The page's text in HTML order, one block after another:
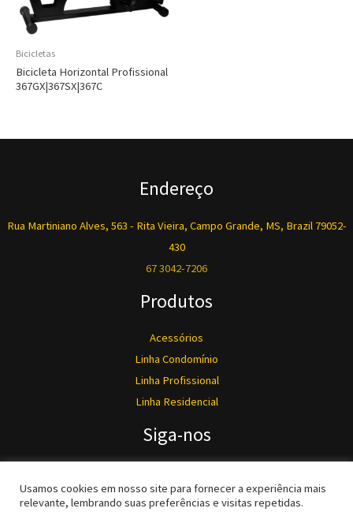
Bicicletas
Bicicleta Horizontal Profissional
367GX|367SX|367C
Endereço
Rua Martiniano Alves, 563 - Rita Vieira, Campo Grande, MS, Brazil 79052-
430
67 3042-7206
Produtos
Acessórios
Linha Condomínio
Linha Profissional
Linha Residencial
Siga-nos
Usamos cookies em nosso site para fornecer a experiência mais
relevante, lembrando suas preferências e visitas repetidas.